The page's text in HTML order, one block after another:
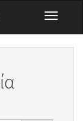
Toggle